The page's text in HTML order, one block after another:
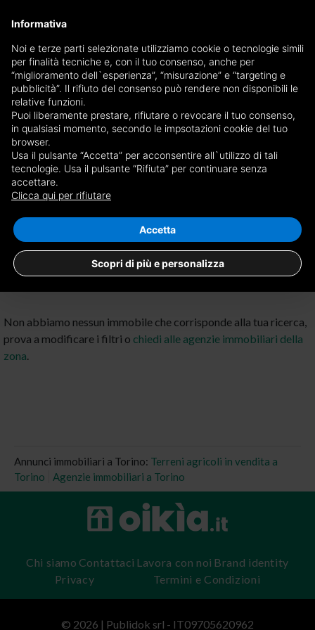
Ricevi copia del giornale via mail
Scegli giornale
Nessun risultato per
affitto a Torino Stadio delle Alpi
Non abbiamo nessun immobile che corrisponde alla tua ricerca,
prova a modificare i filtri o chiedi alle agenzie immobiliari della
zona.
Annunci immobiliari a Torino: Terreni agricoli in vendita a
Torino
Agenzie immobiliari a Torino
Ricevi copia del giornale via mail
Edizione
×Torino Prestige
E-mail
Sono maggiorenne, ho letto e accetto lecondizionie l'informativa
privacy
Chi siamo Contattaci Lavora con noi Brand identity
Privacy
Termini e Condizioni
© 2026 | Publidok srl - IT09705620962
Informativa
Noi e terze parti selezionate utilizziamo cookie o tecnologie simili
per finalità tecniche e, con il tuo consenso, anche per
“miglioramento dell`esperienza”, “misurazione” e “targeting e
pubblicità”. Il rifiuto del consenso può rendere non disponibili le
relative funzioni.
Puoi liberamente prestare, rifiutare o revocare il tuo consenso,
in qualsiasi momento, secondo le impsotazioni cookie del tuo
browser.
Usa il pulsante “Accetta” per acconsentire all`utilizzo di tali
tecnologie. Usa il pulsante “Rifiuta” per continuare senza
accettare.
Clicca qui per rifiutare
Scopri di più e personalizza
Accetta